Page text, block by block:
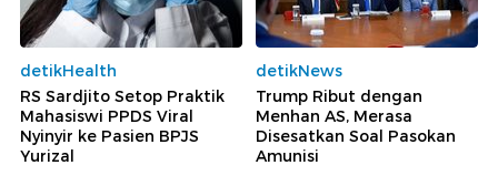
detikHealth
RS Sardjito Setop Praktik
Mahasiswi PPDS Viral
Nyinyir ke Pasien BPJS
Yurizal
detikNews
Trump Ribut dengan
Menhan AS, Merasa
Disesatkan Soal Pasokan
Amunisi